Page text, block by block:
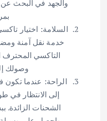
والجهد في البحث عن
السلامة: اختيار
خدمة نقل آمنة
التاكسي
وصولك
الراحة: عندما تكون
إلى الانتظار في
الشحنات الزائدة.